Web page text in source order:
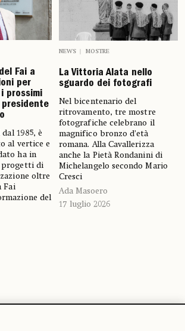
Fai a
per
prossimi
1985, è
al vertice e
ha in
progetti di
oltre
Fai
del
NEWS MOSTRE
La Vittoria Alata nello
sguardo dei fotografi
Nel bicentenario del
ritrovamento, tre mostre
fotografiche celebrano il
magnifico bronzo d’età
romana. Alla Cavallerizza
anche la Pietà Rondanini di
Michelangelo secondo Mario
Cresci
Ada Masoero
17 luglio 2026